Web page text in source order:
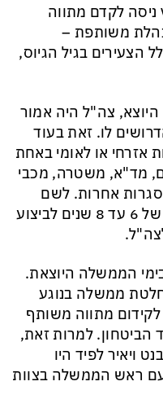
לקדם מתווה
משותפת –
הצעירים בגיל הגיוס,
צה"ל היה אמור
לו. זאת בעוד
אזרחי או לאומי באחת
מד"א, משטרה, מכבי
אחרות. לשם
הציע השר אף "תקופת מעבר" של 6 עד 8 שנים לביצוע
הממשלה היוצאת.
ממשלה בנוגע
לקידום מתווה משותף
למרות זאת,
ויאיר לפיד היו
ראש הממשלה בצוות